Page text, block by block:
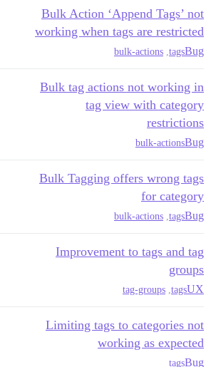
Bulk Action ‘Append Tags’ not
working when tags are restricted
Bug
tags
bulk-actions
Bulk tag actions not working in
tag view with category
restrictions
Bug
bulk-actions
Bulk Tagging offers wrong tags
for category
Bug
tags
bulk-actions
Improvement to tags and tag
groups
UX
tags
tag-groups
Limiting tags to categories not
working as expected
Bug
tags